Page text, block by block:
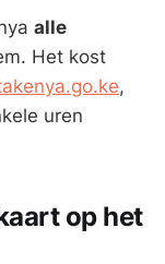
alle
Het kost
,
uren
op het